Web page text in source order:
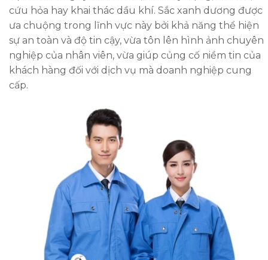
cứu hỏa hay khai thác dầu khí. Sắc xanh dương được
ưa chuộng trong lĩnh vực này bởi khả năng thể hiện
sự an toàn và độ tin cậy, vừa tôn lên hình ảnh chuyên
nghiệp của nhân viên, vừa giúp củng cố niềm tin của
khách hàng đối với dịch vụ mà doanh nghiệp cung
cấp.